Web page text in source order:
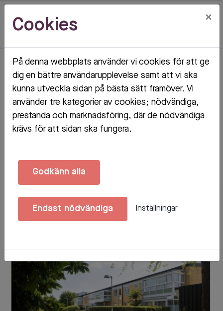
Hem Lediga lägenheter
Lediga lägenheter
Filter av. 180 Träffar
Cookies ×
På denna webbplats använder vi cookies för att ge
dig en bättre användarupplevelse samt att vi ska
kunna utveckla sidan på bästa sätt framöver. Vi
använder tre kategorier av cookies; nödvändiga,
prestanda och marknadsföring, där de nödvändiga
krävs för att sidan ska fungera.
Godkänn alla
Endast nödvändiga Inställningar